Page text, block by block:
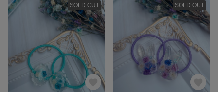
SOLD OUT SOLD OUT